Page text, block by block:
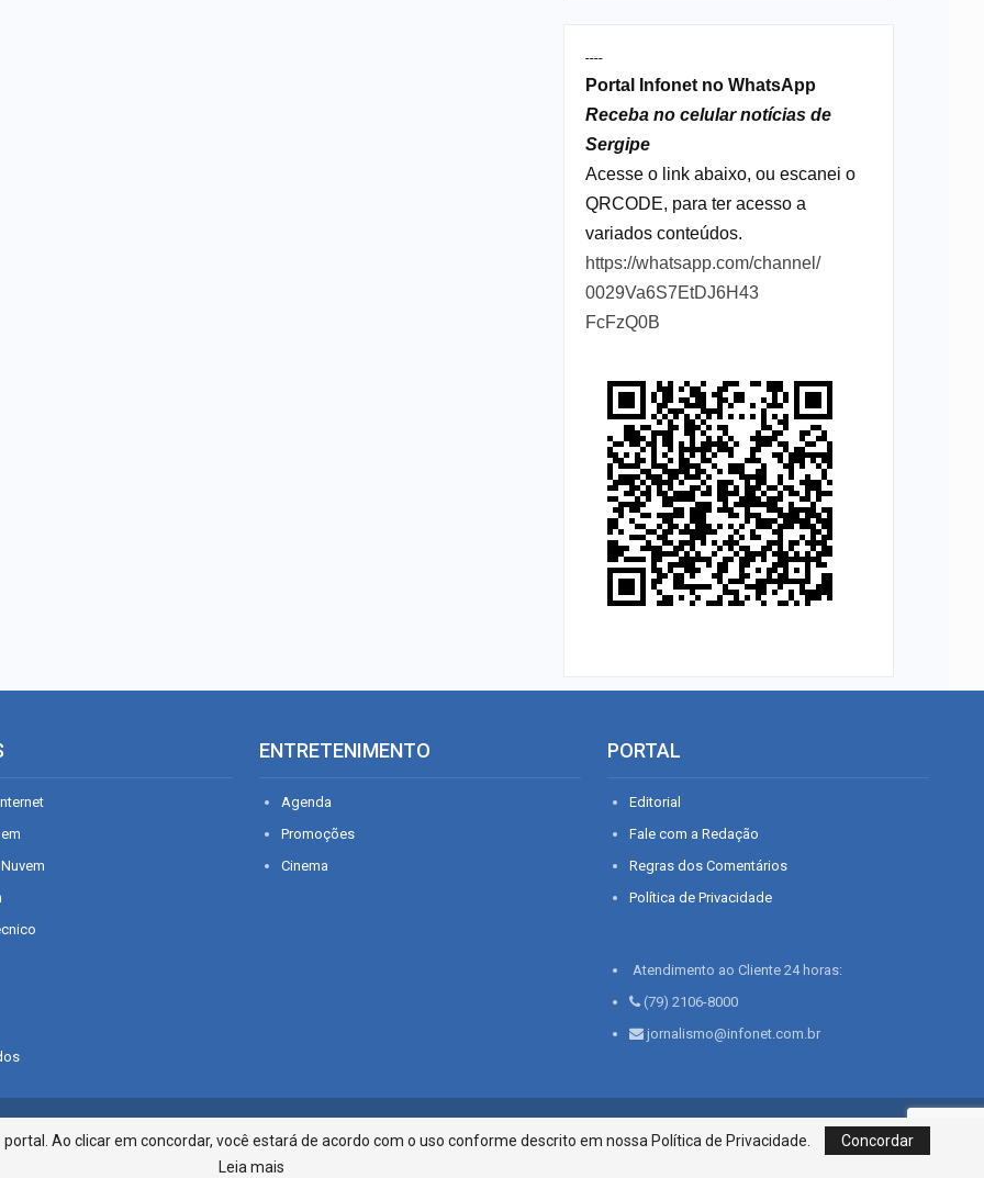
----
Portal Infonet no WhatsApp
Receba no celular notícias de
Sergipe
Acesse o link abaixo, ou escanei o
QRCODE, para ter acesso a
variados conteúdos.
https://whatsapp.com/channel/
0029Va6S7EtDJ6H43
FcFzQ0B
ENTRETENIMENTO
Agenda
Promoções
Cinema
PORTAL
Editorial
Fale com a Redação
Regras dos Comentários
Política de Privacidade
Atendimento ao Cliente 24 horas:
(79) 2106-8000
jornalismo@infonet.com.br
Infonet - Rua Monsenhor Silveira 276, Bairro São José | Aracaju-SE, CEP 49015-030, Fone: 79.2106.8000 - CI
Centro de Informações LTDA
Ao clicar em concordar, você estará de acordo com o uso conforme descrito em nossa Política de Privacidade.
Concordar
Leia mais